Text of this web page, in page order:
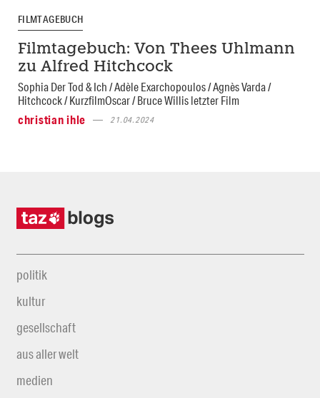
FILMTAGEBUCH
Filmtagebuch: Von Thees Uhlmann
zu Alfred Hitchcock
Sophia Der Tod & Ich / Adèle Exarchopoulos / Agnès Varda /
Hitchcock / KurzfilmOscar / Bruce Willis letzter Film
christian ihle
21.04.2024
politik
kultur
gesellschaft
aus aller welt
medien